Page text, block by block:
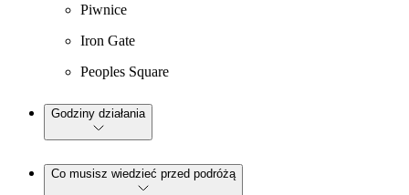
Piwnice
Iron Gate
Peoples Square
Godziny działania
Co musisz wiedzieć przed podróżą